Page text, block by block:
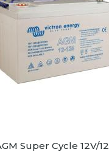
Super Cycle 12V/